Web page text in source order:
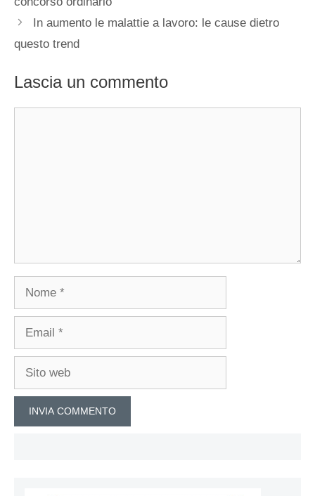
In aumento le malattie a lavoro: le cause dietro
questo trend
Lascia un commento
Nome
Email
Sito